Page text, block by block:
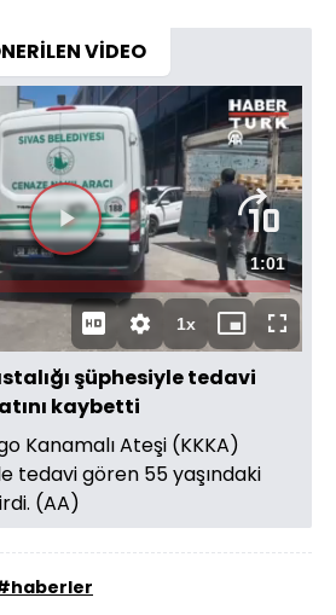
VİDEO
Toplam
Süre
1:01
1xOynatma
Hızı
Mini
oynatıcı
Tam
Ekran
şüphesiyle tedavi
kaybetti
Kanamalı Ateşi (KKKA)
tedavi gören 55 yaşındaki
(AA)